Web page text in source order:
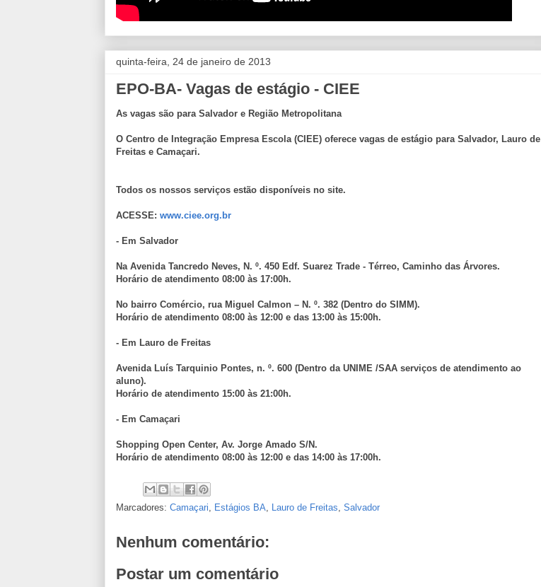
quinta-feira, 24 de janeiro de 2013
EPO-BA- Vagas de estágio - CIEE
As vagas são para Salvador e Região Metropolitana
O Centro de Integração Empresa Escola (CIEE) oferece vagas de estágio para Salvador, Lauro de
Freitas e Camaçari.
Todos os nossos serviços estão disponíveis no site.
ACESSE: www.ciee.org.br
- Em Salvador
Na Avenida Tancredo Neves, N. º. 450 Edf. Suarez Trade - Térreo, Caminho das Árvores.
Horário de atendimento 08:00 às 17:00h.
No bairro Comércio, rua Miguel Calmon – N. º. 382 (Dentro do SIMM).
Horário de atendimento 08:00 às 12:00 e das 13:00 às 15:00h.
- Em Lauro de Freitas
Avenida Luís Tarquinio Pontes, n. º. 600 (Dentro da UNIME /SAA serviços de atendimento ao
aluno).
Horário de atendimento 15:00 às 21:00h.
- Em Camaçari
Shopping Open Center, Av. Jorge Amado S/N.
Horário de atendimento 08:00 às 12:00 e das 14:00 às 17:00h.
Marcadores: Camaçari Estágios BA Lauro de Freitas Salvador
Nenhum comentário:
Postar um comentário